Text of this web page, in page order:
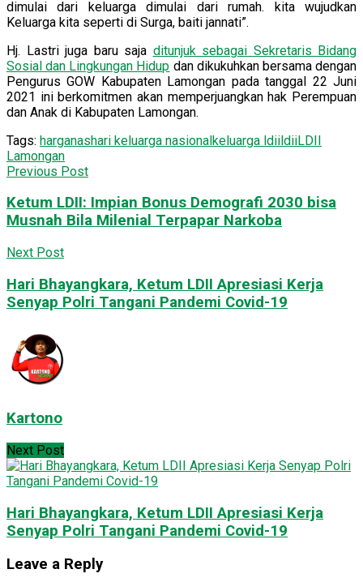
dimulai dari keluarga dimulai dari rumah. kita wujudkan
Keluarga kita seperti di Surga, baiti jannati”.
Hj. Lastri juga baru saja ditunjuk sebagai Sekretaris Bidang
Sosial dan Lingkungan Hidup dan dikukuhkan bersama dengan
Pengurus GOW Kabupaten Lamongan pada tanggal 22 Juni
2021 ini berkomitmen akan memperjuangkan hak Perempuan
dan Anak di Kabupaten Lamongan.
Tags: harganashari keluarga nasionalkeluarga ldiildiiLDII
Lamongan
Previous Post
Ketum LDII: Impian Bonus Demografi 2030 bisa
Musnah Bila Milenial Terpapar Narkoba
Next Post
Hari Bhayangkara, Ketum LDII Apresiasi Kerja
Senyap Polri Tangani Pandemi Covid-19
Kartono
Next Post
Hari Bhayangkara, Ketum LDII Apresiasi Kerja
Senyap Polri Tangani Pandemi Covid-19
Leave a Reply